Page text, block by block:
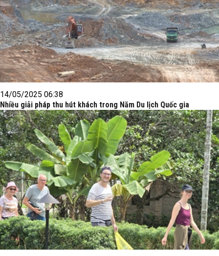
14/05/2025 06:38
Nhiều giải pháp thu hút khách trong Năm Du lịch Quốc gia